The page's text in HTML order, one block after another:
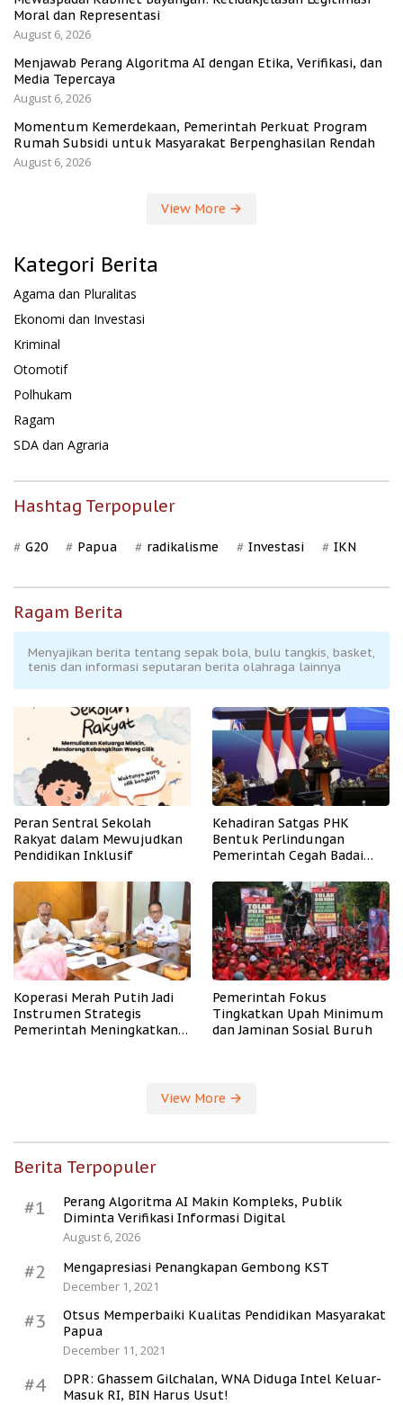
Moral dan Representasi
August 6, 2026
Menjawab Perang Algoritma AI dengan Etika, Verifikasi, dan
Media Tepercaya
August 6, 2026
Momentum Kemerdekaan, Pemerintah Perkuat Program
Rumah Subsidi untuk Masyarakat Berpenghasilan Rendah
August 6, 2026
View More
Kategori Berita
Agama dan Pluralitas
Ekonomi dan Investasi
Kriminal
Otomotif
Polhukam
Ragam
SDA dan Agraria
Hashtag Terpopuler
G20 Papua radikalisme Investasi IKN
Ragam Berita
Menyajikan berita tentang sepak bola, bulu tangkis, basket,
tenis dan informasi seputaran berita olahraga lainnya
Peran Sentral Sekolah
Rakyat dalam Mewujudkan
Pendidikan Inklusif
Kehadiran Satgas PHK
Bentuk Perlindungan
Pemerintah Cegah Badai
Koperasi Merah Putih Jadi
Instrumen Strategis
Pemerintah Meningkatkan
Pemerintah Fokus
Tingkatkan Upah Minimum
dan Jaminan Sosial Buruh
View More
Berita Terpopuler
#1
Perang Algoritma AI Makin Kompleks, Publik
Diminta Verifikasi Informasi Digital
August 6, 2026
#2
Mengapresiasi Penangkapan Gembong KST
December 1, 2021
#3
Otsus Memperbaiki Kualitas Pendidikan Masyarakat
Papua
December 11, 2021
#4
DPR: Ghassem Gilchalan, WNA Diduga Intel Keluar-
Masuk RI, BIN Harus Usut!